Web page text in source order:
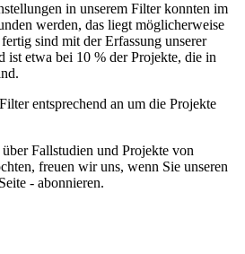
in unserem Filter konnten im
werden, das liegt möglicherweise
sind mit der Erfassung unserer
ist etwa bei 10 % der Projekte, die in
entsprechend an um die Projekte
Fallstudien und Projekte von
freuen wir uns, wenn Sie unseren
- abonnieren.